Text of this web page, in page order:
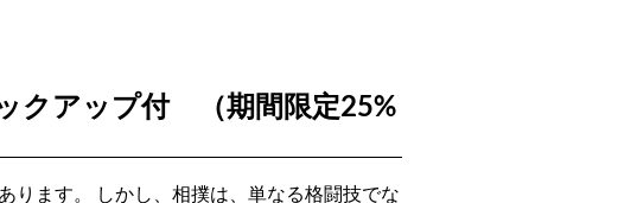
クアップ付 （期間限定25%
ります。 しかし、相撲は、単なる格闘技でな